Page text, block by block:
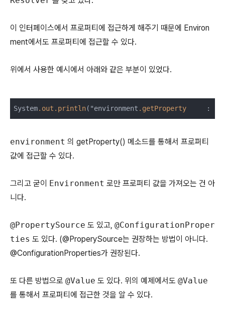
이 인터페이스에서 프로퍼티에 접근하게 해주기 때문에 Environ
ment에서도 프로퍼티에 접근할 수 있다.
위에서 사용한 예시에서 아래와 같은 부분이 있었다.
System.out .println("environment .getProperty
     :
environment 의 getProperty() 메소드를 통해서 프로퍼티
값에 접근할 수 있다.
그리고 굳이 Environment 로만 프로퍼티 값을 가져오는 건 아
니다.
@PropertySource 도 있고, @ConfigurationProper
ties 도 있다. (@ProperySource는 권장하는 방법이 아니다.
@ConfigurationProperties가 권장된다.
또 다른 방법으로 @Value 도 있다. 위의 예제에서도 @Value
를 통해서 프로퍼티에 접근한 것을 알 수 있다.